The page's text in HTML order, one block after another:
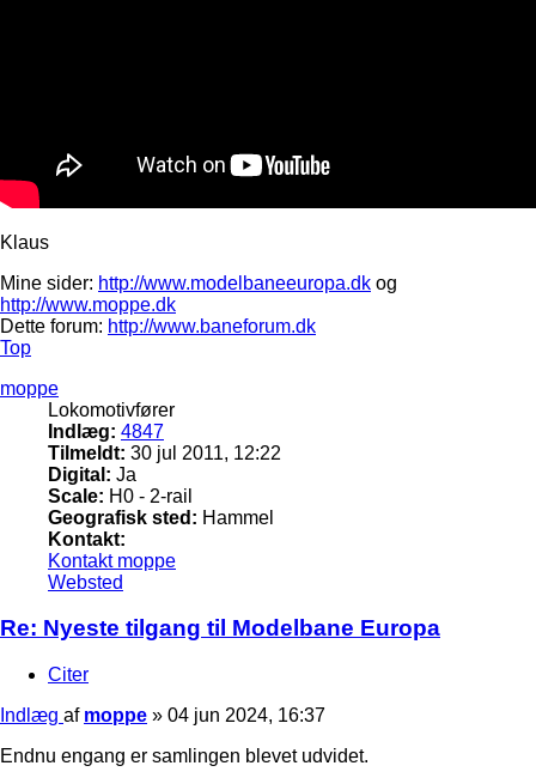
Klaus
Mine sider: http://www.modelbaneeuropa.dk og
http://www.moppe.dk
Dette forum: http://www.baneforum.dk
Top
moppe
Lokomotivfører
Indlæg: 4847
Tilmeldt: 30 jul 2011, 12:22
Digital: Ja
Scale: H0 - 2-rail
Geografisk sted: Hammel
Kontakt:
Kontakt moppe
Websted
Re: Nyeste tilgang til Modelbane Europa
Citer
Indlæg af moppe » 04 jun 2024, 16:37
Endnu engang er samlingen blevet udvidet.